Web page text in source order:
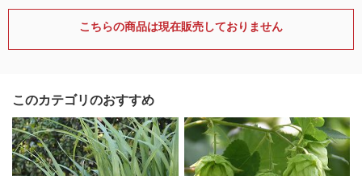
こちらの商品は現在販売しておりません
このカテゴリのおすすめ